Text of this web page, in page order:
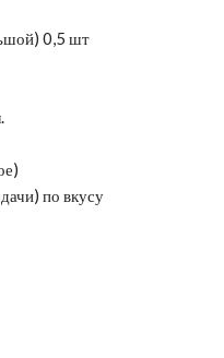
0,5 шт
по вкусу